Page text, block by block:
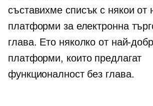
съставихме списък с някои от
платформи за електронна
глава. Ето няколко от най-
платформи, които предлагат
функционалност без глава.